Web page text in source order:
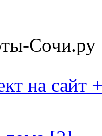
Сочи.ру
на сайт +